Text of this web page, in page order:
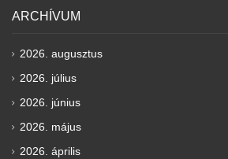
ARCHÍVUM
2026. augusztus
2026. július
2026. június
2026. május
2026. április